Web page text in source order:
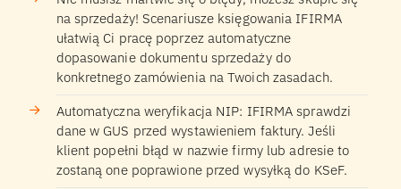
na sprzedaży! Scenariusze księgowania IFIRMA
ułatwią Ci pracę poprzez automatyczne
dopasowanie dokumentu sprzedaży do
konkretnego zamówienia na Twoich zasadach.
Automatyczna weryfikacja NIP: IFIRMA sprawdzi
dane w GUS przed wystawieniem faktury. Jeśli
klient popełni błąd w nazwie firmy lub adresie to
zostaną one poprawione przed wysyłką do KSeF.